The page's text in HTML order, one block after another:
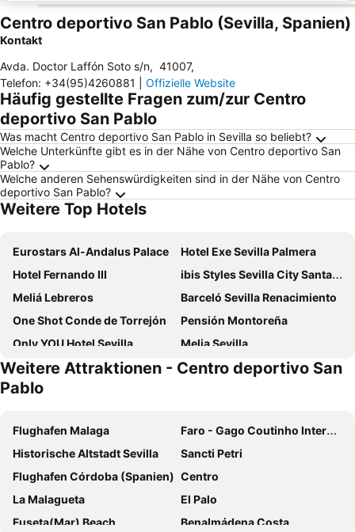
Centro deportivo San Pablo (Sevilla, Spanien)
Kontakt
Avda. Doctor Laffón Soto s/n, 41007,
Telefon: +34(95)4260881 Offizielle Website
Häufig gestellte Fragen zum/zur Centro
deportivo San Pablo
Was macht Centro deportivo San Pablo in Sevilla so beliebt?
Welche Unterkünfte gibt es in der Nähe von Centro deportivo San
Pablo?
Welche anderen Sehenswürdigkeiten sind in der Nähe von Centro
deportivo San Pablo?
Weitere Top Hotels
Eurostars Al-Andalus Palace
Hotel Exe Sevilla Palmera
Hotel Fernando III
ibis Styles Sevilla City Santa Justa
Meliá Lebreros
Barceló Sevilla Renacimiento
One Shot Conde de Torrejón
Pensión Montoreña
Only YOU Hotel Sevilla
Melia Sevilla
Hotel Macià Sevilla Kubb
NH Sevilla Plaza de Armas
Alcoba del Rey de Sevilla
Hotel Posada del Lucero
Ilunion Alcora Sevilla
Letoh Letoh Sevilla
H10 Corregidor Boutique Hotel
Hotel Sevilla Center
Monte Triana
abba Sevilla
Pension Nuevo Suizo
Eurostars Torre Sevilla
Intelier Casa de Indias
Weitere Attraktionen - Centro deportivo San
Pablo
Flughafen Malaga
Faro - Gago Coutinho Internationaler Flughafen
Historische Altstadt Sevilla
Sancti Petri
Flughafen Córdoba (Spanien) Centro
La Malagueta
El Palo
Fuseta(Mar) Beach
Benalmádena Costa